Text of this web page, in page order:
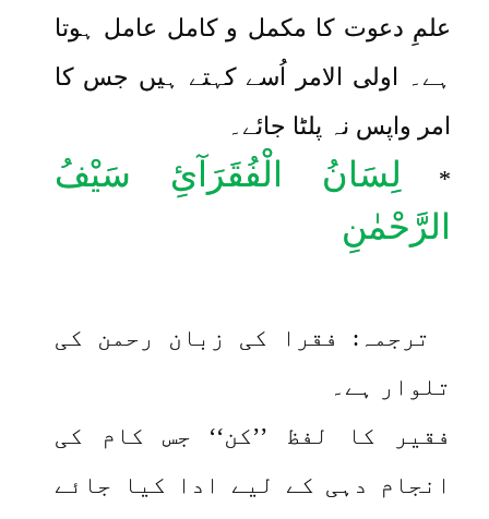
علمِ دعوت کا مکمل و کامل عامل ہوتا
ہے۔ اولی الامر اُسے کہتے ہیں جس کا
امر واپس نہ پلٹا جائے۔
*
لِسَانُ الْفُقَرَآئِ سَیْفُ
الرَّحْمٰنِ
ترجمہ: فقرا کی زبان رحمن کی
تلوار ہے۔
فقیر کا لفظ ’’کن‘‘ جس کام کی
انجام دہی کے لیے ادا کیا جائے